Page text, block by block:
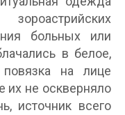
больных или
в белое,
на лице
их не оскверняло
источник всего